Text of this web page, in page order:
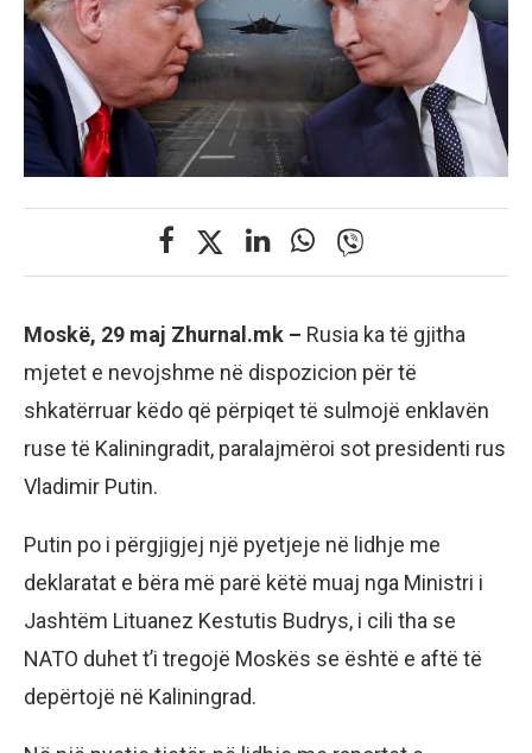
Moskë, 29 maj Zhurnal.mk – Rusia ka të gjitha
mjetet e nevojshme në dispozicion për të
shkatërruar këdo që përpiqet të sulmojë enklavën
ruse të Kaliningradit, paralajmëroi sot presidenti rus
Vladimir Putin.
Putin po i përgjigjej një pyetjeje në lidhje me
deklaratat e bëra më parë këtë muaj nga Ministri i
Jashtëm Lituanez Kestutis Budrys, i cili tha se
NATO duhet t’i tregojë Moskës se është e aftë të
depërtojë në Kaliningrad.